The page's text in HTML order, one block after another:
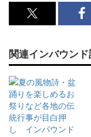
x<br>
記
事
を
シ
ェ
関連インバウン